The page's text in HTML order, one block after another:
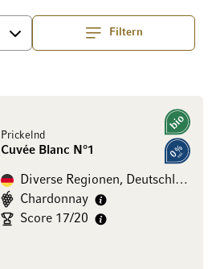
Filtern
Prickelnd
Cuvée Blanc N°1
Bio
0% vol.
Diverse Regionen, Deutschland
Chardonnay
Score 17/20